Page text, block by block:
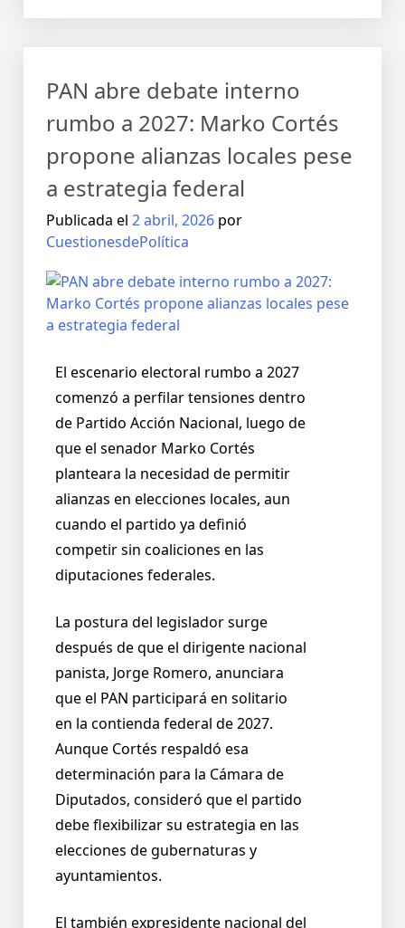
PAN abre debate interno
rumbo a 2027: Marko Cortés
propone alianzas locales pese
a estrategia federal
Publicada el 2 abril, 2026 por
CuestionesdePolítica
El escenario electoral rumbo a 2027
comenzó a perfilar tensiones dentro
de Partido Acción Nacional, luego de
que el senador Marko Cortés
planteara la necesidad de permitir
alianzas en elecciones locales, aun
cuando el partido ya definió
competir sin coaliciones en las
diputaciones federales.
La postura del legislador surge
después de que el dirigente nacional
panista, Jorge Romero, anunciara
que el PAN participará en solitario
en la contienda federal de 2027.
Aunque Cortés respaldó esa
determinación para la Cámara de
Diputados, consideró que el partido
debe flexibilizar su estrategia en las
elecciones de gubernaturas y
ayuntamientos.
El también expresidente nacional del